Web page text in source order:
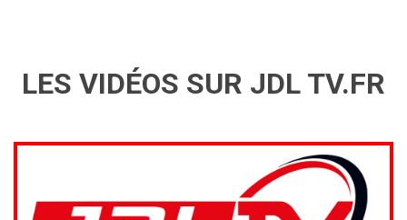
LES VIDÉOS SUR JDL TV.FR